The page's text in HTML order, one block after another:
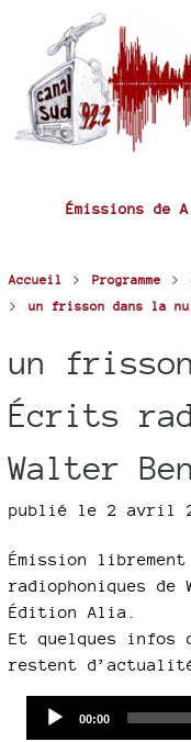
Émissions de
Accueil > Programme >
> un frisson dans la
un
Écrits
Walter
publié le 2 avril
Émission
radiophoniques de
Édition Alia.
Et quelques infos
restent
Current
00:00